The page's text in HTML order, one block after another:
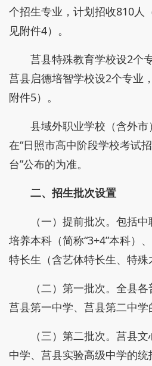
个招生专业，计划招收810人
见附件4）。
莒县特殊教育学校设2个
莒县启德培智学校设2个专业
附件5）。
县域外职业学校（含外
在“日照市高中阶段学校考试
台”公布的为准。
二、招生批次设置
（一）提前批次。包括
培养本科（简称“3+4”本科）
特长生（含艺体特长生、特殊
（二）第一批次。全县
莒县第一中学、莒县第二中学
（三）第二批次。莒县
中学、莒县实验高级中学的